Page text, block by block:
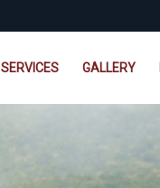
SERVICES GALLERY